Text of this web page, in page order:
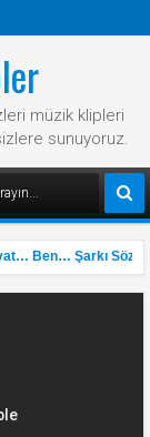
müzik klipleri
sunuyoruz.
Ben… Şarkı Sözü